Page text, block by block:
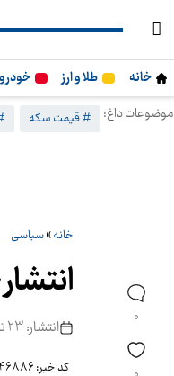
خانه طلا و ارز خودرو
موضوعات داغ:
# قیمت سکه
0
خانه»سیاسی
انتشار: 23 تیر 1404 - 09:30
کد خبر: 1046886